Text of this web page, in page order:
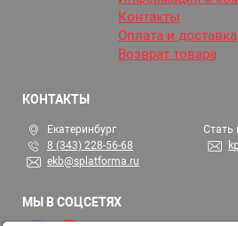
Контакты
Оплата и доставка
Возврат товара
КОНТАКТЫ
Екатеринбург
8 (343) 228-56-68
ekb@splatforma.ru
Стать
МЫ В СОЦСЕТЯХ